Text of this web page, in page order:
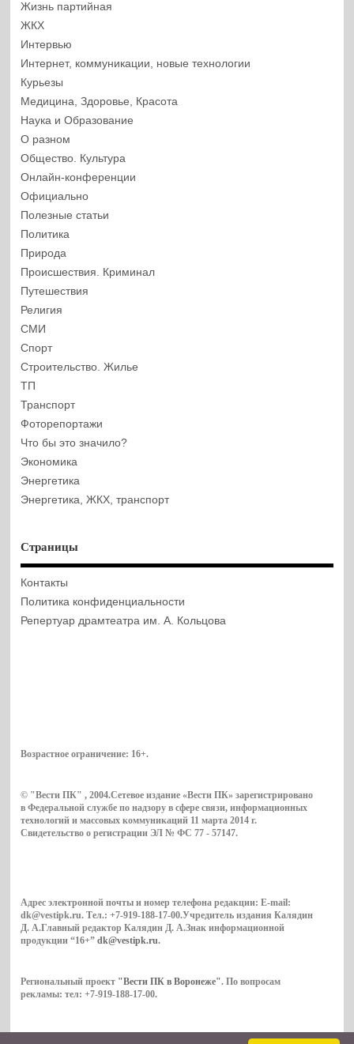
Жизнь партийная
ЖКХ
Интервью
Интернет, коммуникации, новые технологии
Курьезы
Медицина, Здоровье, Красота
Наука и Образование
О разном
Общество. Культура
Онлайн-конференции
Официально
Полезные статьи
Политика
Природа
Происшествия. Криминал
Путешествия
Религия
СМИ
Спорт
Строительство. Жилье
ТП
Транспорт
Фоторепортажи
Что бы это значило?
Экономика
Энергетика
Энергетика, ЖКХ, транспорт
Страницы
Контакты
Политика конфиденциальности
Репертуар драмтеатра им. А. Кольцова
Возрастное ограничение: 16+.
© "Вести ПК" , 2004.Сетевое издание «Вести ПК» зарегистрировано
в Федеральной службе по надзору в сфере связи, информационных
технологий и массовых коммуникаций 11 марта 2014 г.
Свидетельство о регистрации ЭЛ № ФС 77 - 57147.
Адрес электронной почты и номер телефона редакции: E-mail:
dk@vestipk.ru. Тел.: +7-919-188-17-00.Учредитель издания Калядин
Д. А.Главный редактор Калядин Д. А.Знак информационной
продукции “16+”dk@vestipk.ru.
Региональный проект "Вести ПК в Воронеже". По вопросам
рекламы: тел: +7-919-188-17-00.